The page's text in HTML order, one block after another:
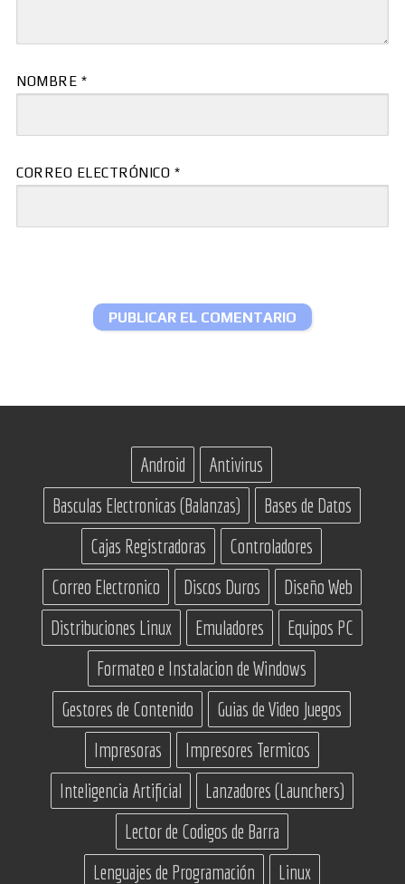
NOMBRE *
CORREO ELECTRÓNICO *
Android
Antivirus
Basculas Electronicas (Balanzas)
Bases de Datos
Cajas Registradoras
Controladores
Correo Electronico
Discos Duros
Diseño Web
Distribuciones Linux
Emuladores
Equipos PC
Formateo e Instalacion de Windows
Gestores de Contenido
Guias de Video Juegos
Impresoras
Impresores Termicos
Inteligencia Artificial
Lanzadores (Launchers)
Lector de Codigos de Barra
Lenguajes de Programación
Linux